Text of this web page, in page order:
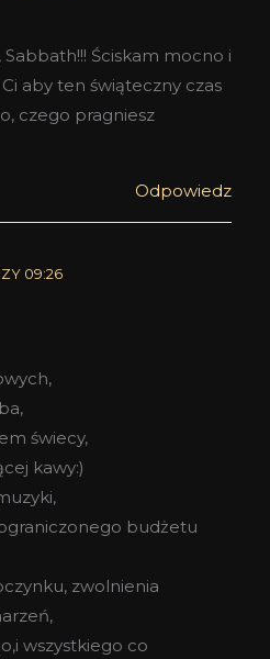
Ściskam mocno i
aby ten świąteczny czas
czego pragniesz
Odpowiedz
09:26
świecy,
kawy:)
budżetu
zwolnienia
wszystkiego co